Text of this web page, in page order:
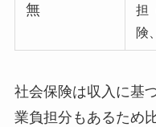
無
担
険
社会保険は収入に基
業負担分もあるため